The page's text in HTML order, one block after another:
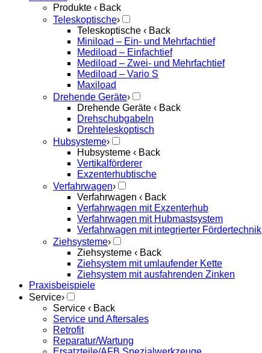
Produkte ‹ Back
Teleskoptische›
Teleskoptische ‹ Back
Miniload – Ein- und Mehrfachtief
Mediload – Einfachtief
Mediload – Zwei- und Mehrfachtief
Mediload – Vario S
Maxiload
Drehende Geräte›
Drehende Geräte ‹ Back
Drehschubgabeln
Drehteleskoptisch
Hubsysteme›
Hubsysteme ‹ Back
Vertikalförderer
Exzenterhubtische
Verfahrwagen›
Verfahrwagen ‹ Back
Verfahrwagen mit Exzenterhub
Verfahrwagen mit Hubmastsystem
Verfahrwagen mit integrierter Fördertechnik
Ziehsysteme›
Ziehsysteme ‹ Back
Ziehsystem mit umlaufender Kette
Ziehsystem mit ausfahrenden Zinken
Praxisbeispiele
Service›
Service ‹ Back
Service und Aftersales
Retrofit
Reparatur/Wartung